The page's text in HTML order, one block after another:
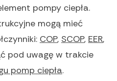
pompy ciepła.
mogą mieć
COP, SCOP, EER,
pod uwagę w trakcie
pomp ciepła.